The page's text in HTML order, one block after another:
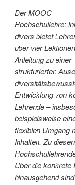
Der MOOC
Hochschullehre:
divers bietet
über vier Lektionen
Anleitung zu einer
strukturierten
Entwicklung von
Lehrende –
beispielsweise
flexiblen Umgang
Inhalten. Zu
Über die konkrete
hinausgehend